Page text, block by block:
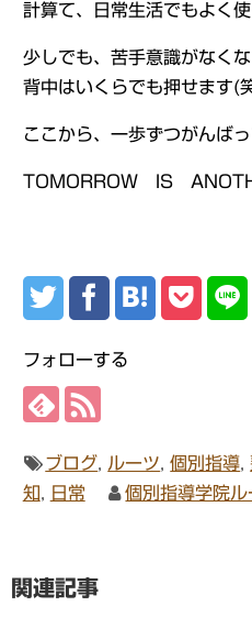
計算て、日常生活でもよく使
少しでも、苦手意識がなく
背中はいくらでも押せます(
ここから、一歩ずつがんば
TOMORROW IS
フォローする
ブログ ルーツ ,個別指導 ,
知
日常 個別指導学院ル
関連記事